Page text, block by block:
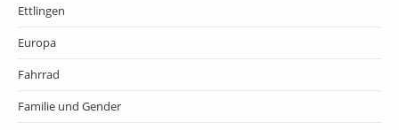
Ettlingen
Europa
Fahrrad
Familie und Gender